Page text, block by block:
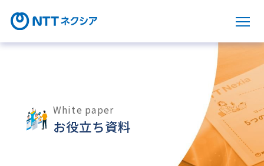
サ
White paper
お役立ち資料